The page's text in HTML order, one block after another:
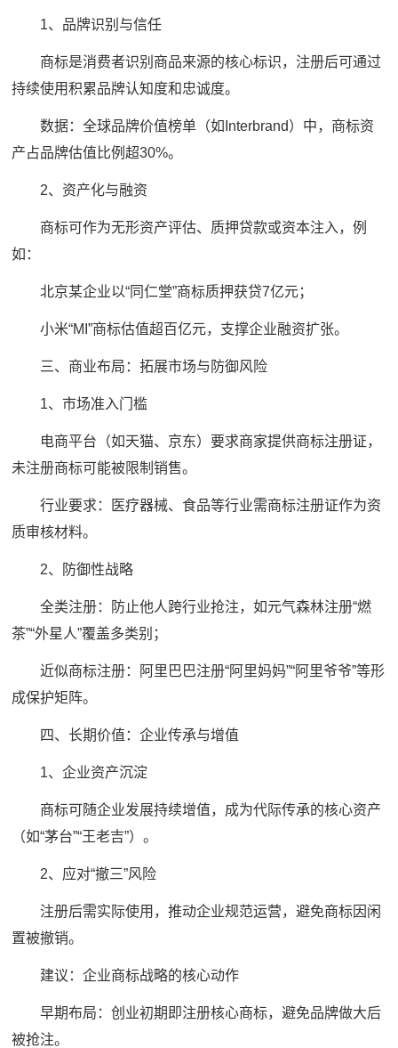
1、品牌识别与信任
商标是消费者识别商品来源的核心标识，注册后可通过
持续使用积累品牌认知度和忠诚度。
数据：全球品牌价值榜单（如Interbrand）中，商标资
产占品牌估值比例超30%。
2、资产化与融资
商标可作为无形资产评估、质押贷款或资本注入，例
如：
北京某企业以“同仁堂”商标质押获贷7亿元；
小米“MI”商标估值超百亿元，支撑企业融资扩张。
三、商业布局：拓展市场与防御风险
1、市场准入门槛
电商平台（如天猫、京东）要求商家提供商标注册证，
未注册商标可能被限制销售。
行业要求：医疗器械、食品等行业需商标注册证作为资
质审核材料。
2、防御性战略
全类注册：防止他人跨行业抢注，如元气森林注册“燃
茶”“外星人”覆盖多类别；
近似商标注册：阿里巴巴注册“阿里妈妈”“阿里爷爷”等形
成保护矩阵。
四、长期价值：企业传承与增值
1、企业资产沉淀
商标可随企业发展持续增值，成为代际传承的核心资产
（如“茅台”“王老吉”）。
2、应对“撤三”风险
注册后需实际使用，推动企业规范运营，避免商标因闲
置被撤销。
建议：企业商标战略的核心动作
早期布局：创业初期即注册核心商标，避免品牌做大后
被抢注。